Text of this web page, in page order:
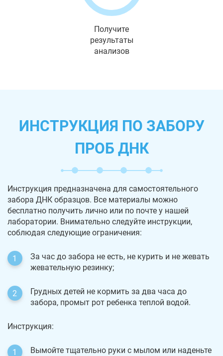
Получите
результаты
анализов
ИНСТРУКЦИЯ ПО ЗАБОРУ
ПРОБ ДНК
Инструкция предназначена для самостоятельного
забора ДНК образцов. Все материалы можно
бесплатно получить лично или по почте у нашей
лаборатории. Внимательно следуйте инструкции,
соблюдая следующие ограничения:
За час до забора не есть, не курить и не жевать
жевательную резинку;
Грудных детей не кормить за два часа до
забора, промыт рот ребенка теплой водой.
Инструкция:
Вымойте тщательно руки с мылом или наденьте